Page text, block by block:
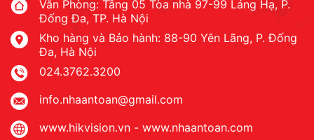
Văn Phòng: Tầng 05 Tòa nhà 97-99 Láng Hạ, P.
Đống Đa, TP. Hà Nội
Kho hàng và Bảo hành: 88-90 Yên Lãng, P. Đống
Đa, Hà Nội
024.3762.3200
info.nhaantoan@gmail.com
www.hikvision.vn - www.nhaantoan.com